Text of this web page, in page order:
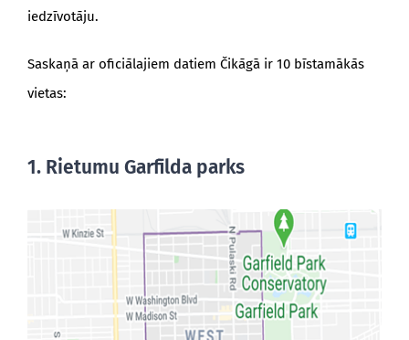
iedzīvotāju.
Saskaņā ar oficiālajiem datiem Čikāgā ir 10 bīstamākās
vietas:
1. Rietumu Garfīlda parks